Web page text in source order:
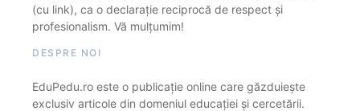
(cu link), ca o declarație reciprocă de respect și
profesionalism. Vă mulțumim!
DESPRE NOI
EduPedu.ro este o publicație online care găzduiește
exclusiv articole din domeniul educației și cercetării.